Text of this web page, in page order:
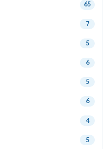
65
7
5
6
5
6
4
5